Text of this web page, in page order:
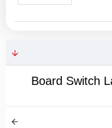
Board Switch